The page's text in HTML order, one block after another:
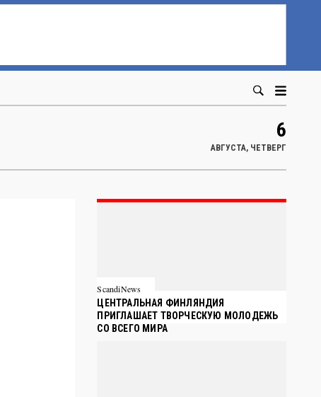
6
АВГУСТА, ЧЕТВЕРГ
ScandiNews
ЦЕНТРАЛЬНАЯ ФИНЛЯНДИЯ
ПРИГЛАШАЕТ ТВОРЧЕСКУЮ МОЛОДЕЖЬ
СО ВСЕГО МИРА